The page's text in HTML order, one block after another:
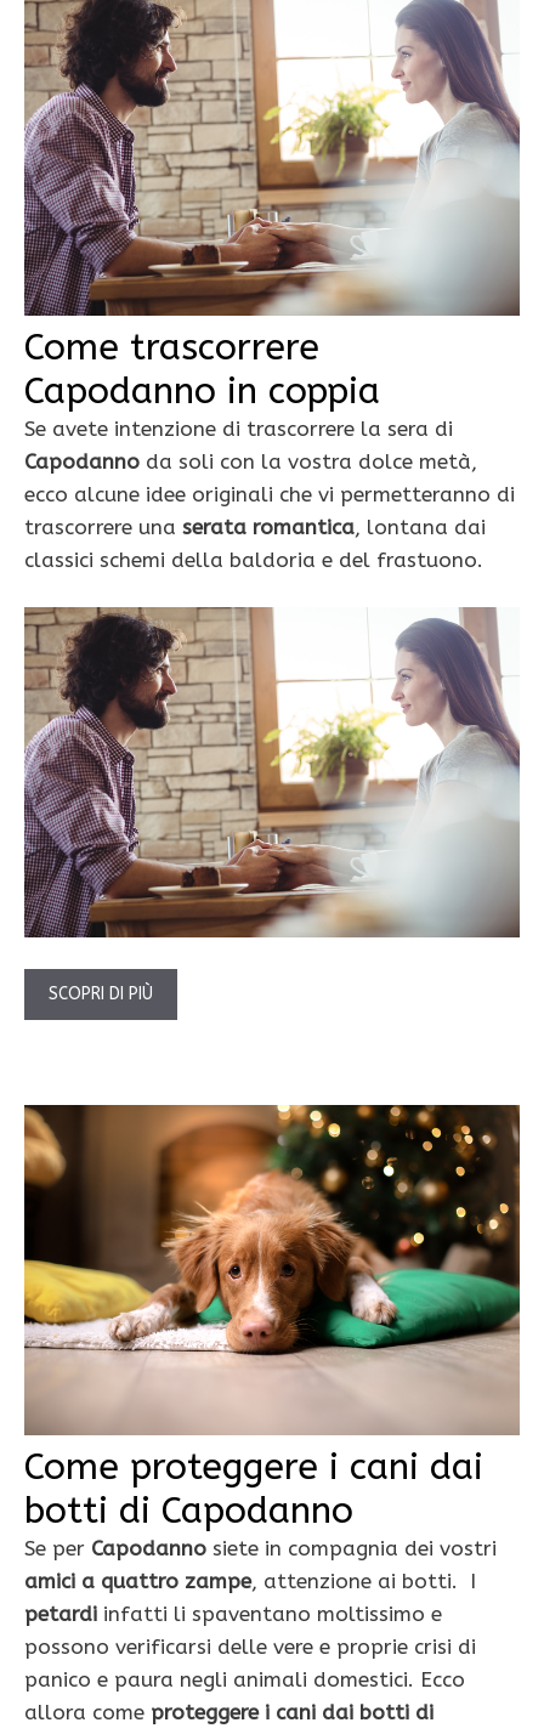
Come trascorrere
Capodanno in coppia
Se avete intenzione di trascorrere la sera di
Capodanno da soli con la vostra dolce metà,
ecco alcune idee originali che vi permetteranno di
trascorrere una serata romantica, lontana dai
classici schemi della baldoria e del frastuono.
SCOPRI DI PIÙ
Come proteggere i cani dai
botti di Capodanno
Se per Capodanno siete in compagnia dei vostri
amici a quattro zampe, attenzione ai botti. I
petardi infatti li spaventano moltissimo e
possono verificarsi delle vere e proprie crisi di
panico e paura negli animali domestici. Ecco
allora come proteggere i cani dai botti di